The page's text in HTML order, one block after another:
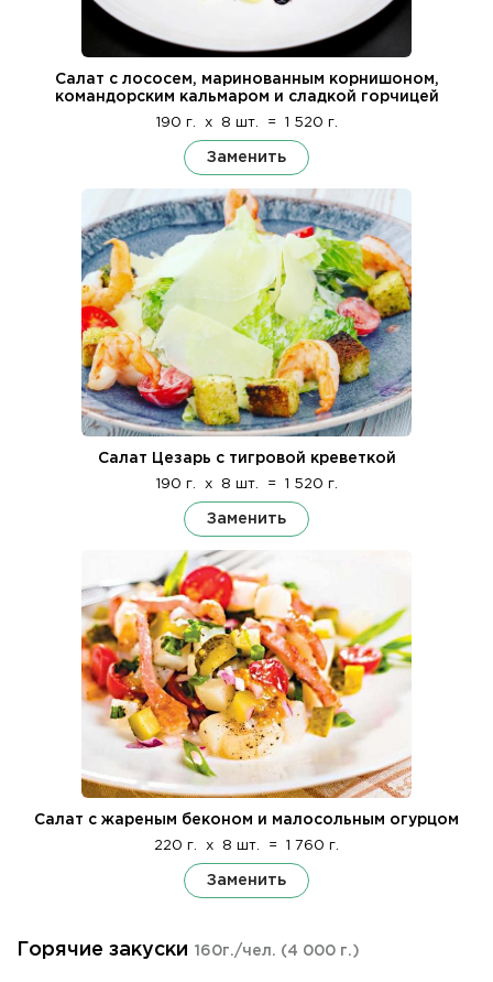
Салат с лососем, маринованным корнишоном,
командорским кальмаром и сладкой горчицей
190 г. x 8 шт. = 1 520 г.
Заменить
Салат Цезарь с тигровой креветкой
190 г. x 8 шт. = 1 520 г.
Заменить
Салат с жареным беконом и малосольным огурцом
220 г. x 8 шт. = 1 760 г.
Заменить
Горячие закуски 160г./чел. (4 000 г.)